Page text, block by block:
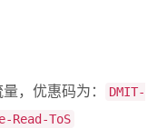
，优惠码为：
DMIT-
ToS